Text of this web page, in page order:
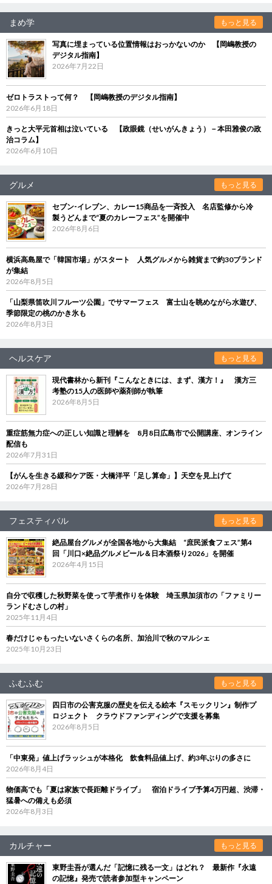
まめ学 もっと見る
写真に埋まっている位置情報はおっかないのか 【岡嶋教授の
デジタル指南】
2026年7月22日
ゼロトラストって何？ 【岡嶋教授のデジタル指南】
2026年6月18日
きっと大平元首相は泣いている 【政眼鏡（せいがんきょう）－本田雅俊の政
治コラム】
2026年6月10日
グルメ もっと見る
セブン‐イレブン、カレー15商品を一斉投入 名店監修から冷
製うどんまで“夏のカレーフェス”を開催中
2026年8月6日
横浜高島屋で「韓国市場」がスタート 人気グルメから雑貨まで約30ブランド
が集結
2026年8月5日
「山梨県笛吹川フルーツ公園」でサマーフェス 富士山を眺めながら水遊び、
季節限定の桃のかき氷も
2026年8月3日
ヘルスケア もっと見る
現代書林から新刊『こんなときには、まず、漢方！』 漢方三
考塾の15人の医師や薬剤師が執筆
2026年8月5日
重症筋無力症への正しい知識と理解を 8月8日広島市で公開講座、オンライン
配信も
2026年7月31日
【がんを生きる緩和ケア医・大橋洋平「足し算命」】天空を見上げて
2026年7月28日
フェスティバル もっと見る
絶品屋台グルメが全国各地から大集結 “庶民派食フェス”第4
回「川口×絶品グルメビール＆日本酒祭り2026」を開催
2026年4月15日
自分で収穫した秋野菜を使って芋煮作りを体験 埼玉県加須市の「ファミリー
ランドむさしの村」
2025年11月4日
春だけじゃもったいないさくらの名所、加治川で秋のマルシェ
2025年10月23日
ふむふむ もっと見る
四日市の公害克服の歴史を伝える絵本『スモックリン』制作プ
ロジェクト クラウドファンディングで支援を募集
2026年8月5日
「中東発」値上げラッシュが本格化 飲食料品値上げ、約3年ぶりの多さに
2026年8月4日
物価高でも「夏は家族で長距離ドライブ」 宿泊ドライブ予算4万円超、渋滞・
猛暑への備えも必須
2026年8月3日
カルチャー もっと見る
東野圭吾が選んだ「記憶に残る一文」はどれ？ 最新作『永遠
の記憶』発売で読者参加型キャンペーン